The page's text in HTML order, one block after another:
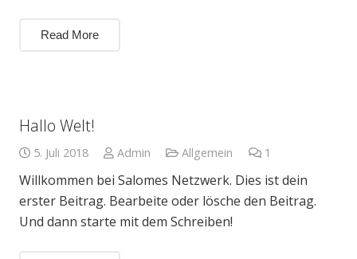
Read More
Hallo Welt!
5. Juli 2018 Admin Allgemein 1
Willkommen bei Salomes Netzwerk. Dies ist dein
erster Beitrag. Bearbeite oder lösche den Beitrag.
Und dann starte mit dem Schreiben!